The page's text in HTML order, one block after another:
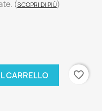
(SCOPRI DI PIÙ)
CARRELLO
favorite_border